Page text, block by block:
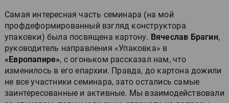
Самая интересная часть семинара (на мой
профдеформированный взгляд конструктора
упаковки) была посвящена картону. Вячеслав Брагин,
руководитель направления «Упаковка» в
«Европапире», с огоньком рассказал нам, что
изменилось в его епархии. Правда, до картона дожили
не все участники семинара, зато остались самые
заинтересованные и активные. Мы взаимодействовали